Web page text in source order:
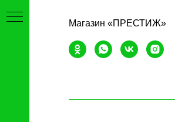
Магазин «ПРЕСТИЖ»